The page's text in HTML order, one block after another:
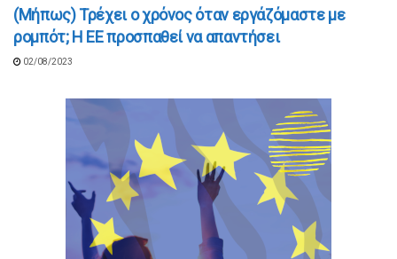
(Μήπως) Τρέχει ο χρόνος όταν εργάζόμαστε με
ρομπότ; Η ΕΕ προσπαθεί να απαντήσει
02/08/2023